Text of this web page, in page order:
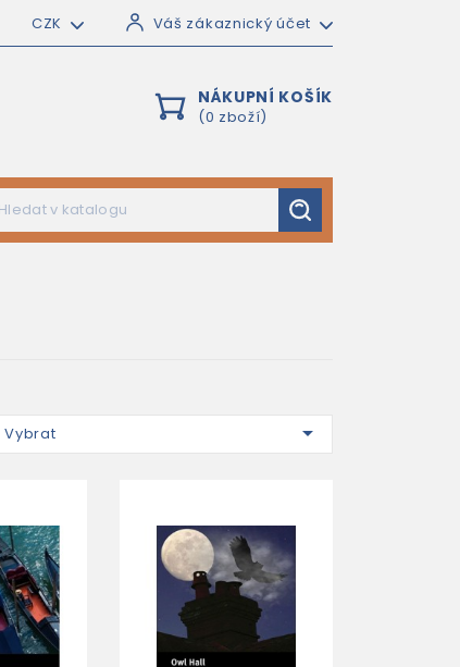
CZK Váš zákaznický účet
NÁKUPNÍ KOŠÍK
(0 zboží)
Vybrat 